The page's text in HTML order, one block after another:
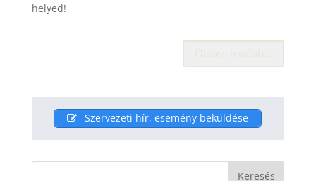
helyed!
Olvass tovább…
Szervezeti hír, esemény beküldése